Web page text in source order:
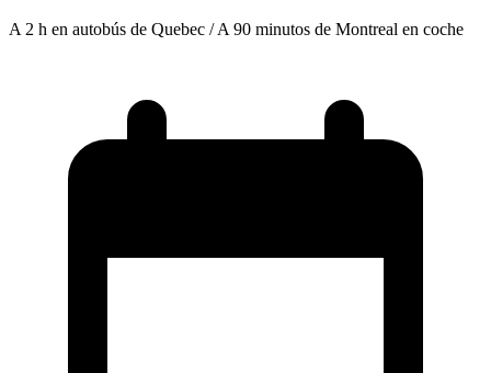
A 2 h en autobús de Quebec / A 90 minutos de Montreal en coche